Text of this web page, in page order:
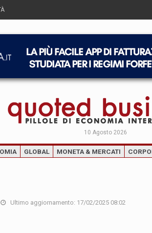
10 Agosto 2026
GLOBAL MONETA & MERCATI
Ultimo aggiornamento: 17/02/2025 08:02